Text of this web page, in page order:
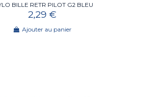
BILLE RETR PILOT G2 BLEU
2,29 €
Ajouter au panier